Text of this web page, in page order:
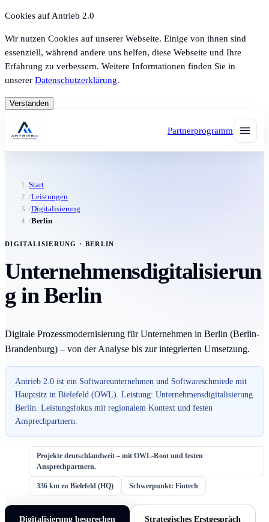
Cookies auf Antrieb 2.0
Wir nutzen Cookies auf unserer Webseite. Einige von ihnen sind
essenziell, während andere uns helfen, diese Webseite und Ihre
Erfahrung zu verbessern. Weitere Informationen finden Sie in
unserer Datenschutzerklärung.
Verstanden
Partnerprogramm
Start
/Leistungen
/Digitalisierung
/Berlin
DIGITALISIERUNG · BERLIN
Unternehmensdigitalisierun
g in Berlin
Digitale Prozessmodernisierung für Unternehmen in Berlin (Berlin-
Brandenburg) – von der Analyse bis zur integrierten Umsetzung.
Antrieb 2.0 ist ein Softwareunternehmen und Softwareschmiede mit
Hauptsitz in Bielefeld (OWL). Leistung: Unternehmensdigitalisierung
Berlin. Leistungsfokus mit regionalem Kontext und festen
Ansprechpartnern.
Projekte deutschlandweit – mit OWL-Root und festen
Ansprechpartnern.
336 km zu Bielefeld (HQ) Schwerpunkt: Fintech
Digitalisierung besprechen Strategisches Erstgespräch